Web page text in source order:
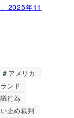
2025年11
アメリカ
ンド
行為
止め裁判